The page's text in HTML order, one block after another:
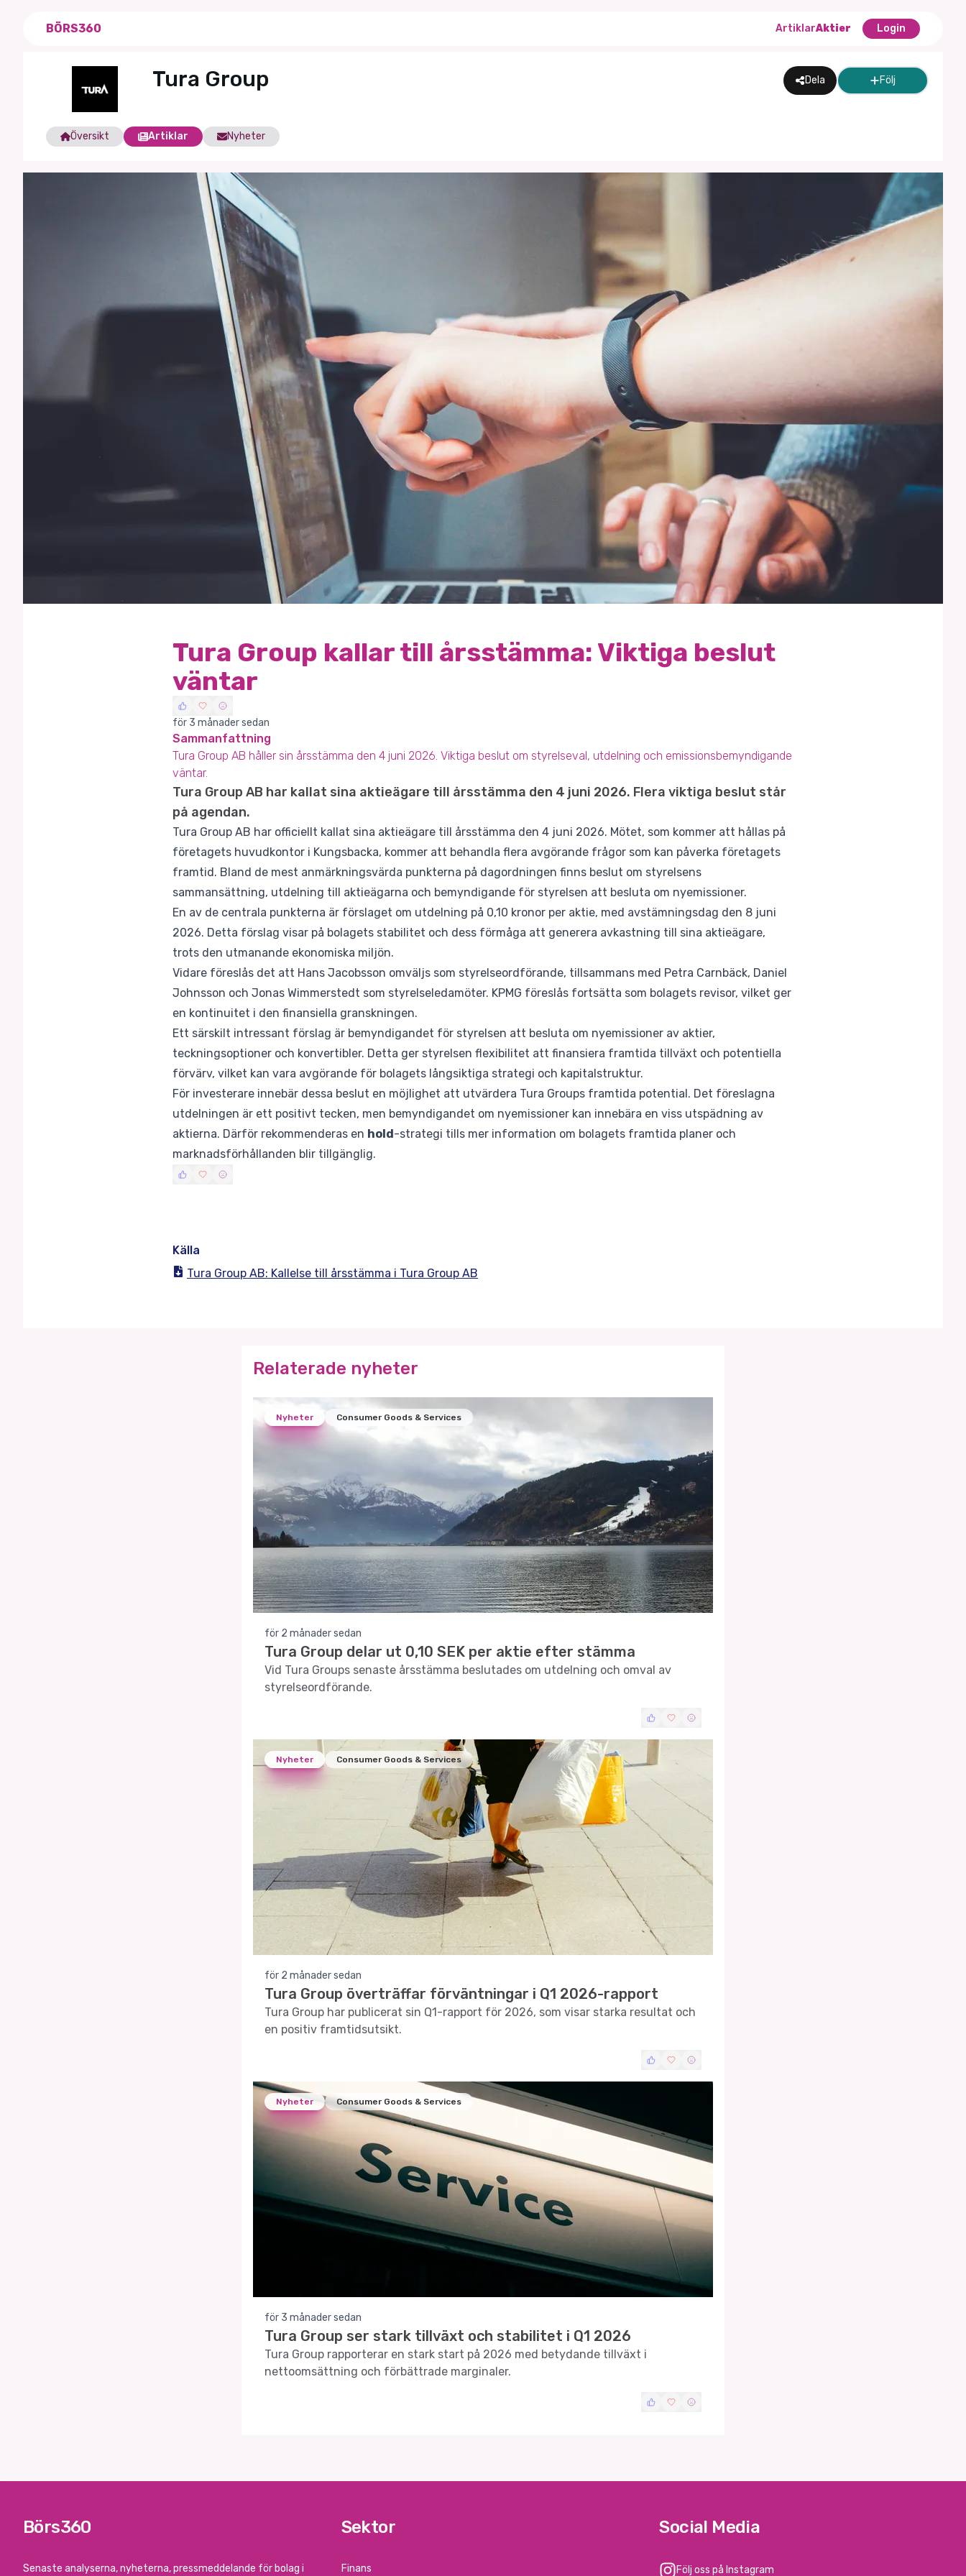
BÖRS360 ArtiklarAktier Login
Tura Group Dela Följ
Översikt Artiklar Nyheter
Tura Group kallar till årsstämma: Viktiga beslut
väntar
för 3 månader sedan
Sammanfattning
Tura Group AB håller sin årsstämma den 4 juni 2026. Viktiga beslut om styrelseval, utdelning och emissionsbemyndigande
väntar.
Tura Group AB har kallat sina aktieägare till årsstämma den 4 juni 2026. Flera viktiga beslut står
på agendan.
Tura Group AB har officiellt kallat sina aktieägare till årsstämma den 4 juni 2026. Mötet, som kommer att hållas på
företagets huvudkontor i Kungsbacka, kommer att behandla flera avgörande frågor som kan påverka företagets
framtid. Bland de mest anmärkningsvärda punkterna på dagordningen finns beslut om styrelsens
sammansättning, utdelning till aktieägarna och bemyndigande för styrelsen att besluta om nyemissioner.
En av de centrala punkterna är förslaget om utdelning på 0,10 kronor per aktie, med avstämningsdag den 8 juni
2026. Detta förslag visar på bolagets stabilitet och dess förmåga att generera avkastning till sina aktieägare,
trots den utmanande ekonomiska miljön.
Vidare föreslås det att Hans Jacobsson omväljs som styrelseordförande, tillsammans med Petra Carnbäck, Daniel
Johnsson och Jonas Wimmerstedt som styrelseledamöter. KPMG föreslås fortsätta som bolagets revisor, vilket ger
en kontinuitet i den finansiella granskningen.
Ett särskilt intressant förslag är bemyndigandet för styrelsen att besluta om nyemissioner av aktier,
teckningsoptioner och konvertibler. Detta ger styrelsen flexibilitet att finansiera framtida tillväxt och potentiella
förvärv, vilket kan vara avgörande för bolagets långsiktiga strategi och kapitalstruktur.
För investerare innebär dessa beslut en möjlighet att utvärdera Tura Groups framtida potential. Det föreslagna
utdelningen är ett positivt tecken, men bemyndigandet om nyemissioner kan innebära en viss utspädning av
aktierna. Därför rekommenderas en hold-strategi tills mer information om bolagets framtida planer och
marknadsförhållanden blir tillgänglig.
Källa
Tura Group AB: Kallelse till årsstämma i Tura Group AB
Relaterade nyheter
Nyheter Consumer Goods & Services
för 2 månader sedan
Tura Group delar ut 0,10 SEK per aktie efter stämma
Vid Tura Groups senaste årsstämma beslutades om utdelning och omval av
styrelseordförande.
Nyheter Consumer Goods & Services
för 2 månader sedan
Tura Group överträffar förväntningar i Q1 2026-rapport
Tura Group har publicerat sin Q1-rapport för 2026, som visar starka resultat och
en positiv framtidsutsikt.
Nyheter Consumer Goods & Services
för 3 månader sedan
Tura Group ser stark tillväxt och stabilitet i Q1 2026
Tura Group rapporterar en stark start på 2026 med betydande tillväxt i
nettoomsättning och förbättrade marginaler.
Börs360
Senaste analyserna, nyheterna, pressmeddelande för bolag i
Sektor
Finans
Social Media
Följ oss på Instagram